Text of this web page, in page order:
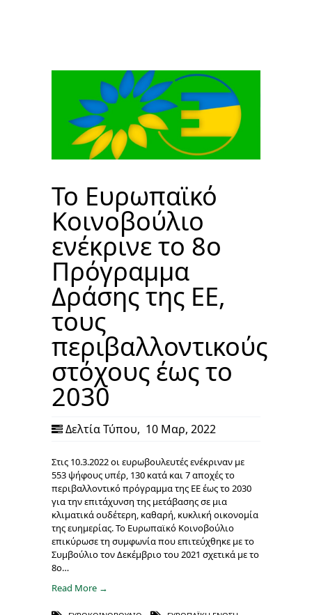
Το Ευρωπαϊκό
Κοινοβούλιο
ενέκρινε το 8ο
Πρόγραμμα
Δράσης της ΕΕ,
τους
περιβαλλοντικούς
στόχους έως το
2030
Δελτία Τύπου, 10 Μαρ, 2022
Στις 10.3.2022 οι ευρωβουλευτές ενέκριναν με
553 ψήφους υπέρ, 130 κατά και 7 αποχές το
περιβαλλοντικό πρόγραμμα της ΕΕ έως το 2030
για την επιτάχυνση της μετάβασης σε μια
κλιματικά ουδέτερη, καθαρή, κυκλική οικονομία
της ευημερίας. Το Ευρωπαϊκό Κοινοβούλιο
επικύρωσε τη συμφωνία που επιτεύχθηκε με το
Συμβούλιο τον Δεκέμβριο του 2021 σχετικά με το
8ο…
Read More →